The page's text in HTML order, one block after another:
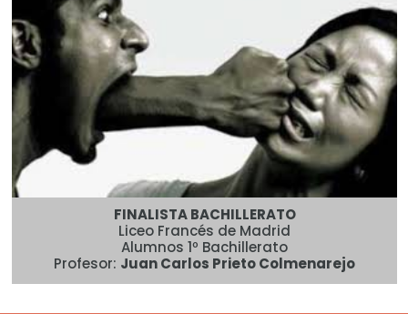
FINALISTA BACHILLERATO
Liceo Francés de Madrid
Alumnos 1º Bachillerato
Profesor: Juan Carlos Prieto Colmenarejo